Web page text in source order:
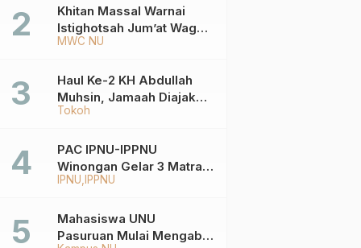
Ketentuannya?
MWC NU
Khitan Massal Warnai
Istighotsah Jum’at Wage
MWCNU Sukorejo
Tokoh
Haul Ke-2 KH Abdullah
Muhsin, Jamaah Diajak
Meneladani
IPNU IPPNU
PAC IPNU-IPPNU
Winongan Gelar 3 Matra
di MA Ma’arif An-Nur
Mahasiswa UNU
Pasuruan Mulai Mengabdi